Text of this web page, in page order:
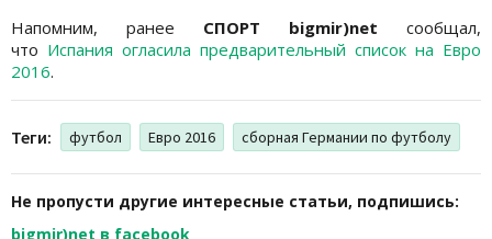
Напомним, ранее СПОРТ bigmir)net сообщал,
что Испания огласила предварительный список на Евро
2016.
Теги: футбол Евро 2016 сборная Германии по футболу
Не пропусти другие интересные статьи, подпишись:
bigmir)net в facebook